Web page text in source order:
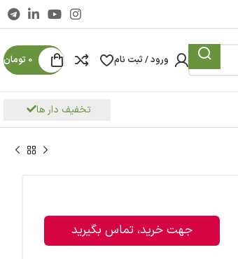
ورود / ثبت نام 0 تومان
تخفیف دار ها
جهت خرید، تماس بگیرید